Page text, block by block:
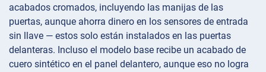
acabados cromados, incluyendo las manijas de las
puertas, aunque ahorra dinero en los sensores de entrada
sin llave — estos solo están instalados en las puertas
delanteras. Incluso el modelo base recibe un acabado de
cuero sintético en el panel delantero, aunque eso no logra